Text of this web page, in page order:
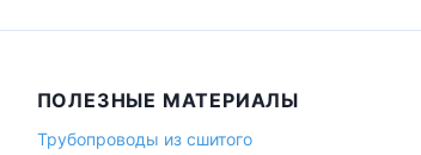
ПОЛЕЗНЫЕ МАТЕРИАЛЫ
Трубопроводы из сшитого